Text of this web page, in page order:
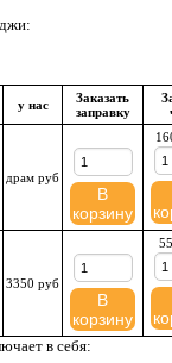
у нас
Заказать
заправку
драм руб
В
корзину
3350 руб
В
корзину
в себя: